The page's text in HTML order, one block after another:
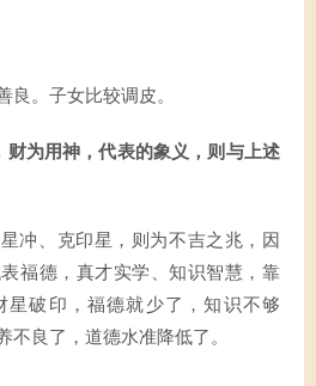
良。子女比较调皮。
财为用神，代表的象义，则与上述
冲、克印星，则为不吉之兆，因
福德，真才实学、知识智慧，靠
星破印，福德就少了，知识不够
不良了，道德水准降低了。